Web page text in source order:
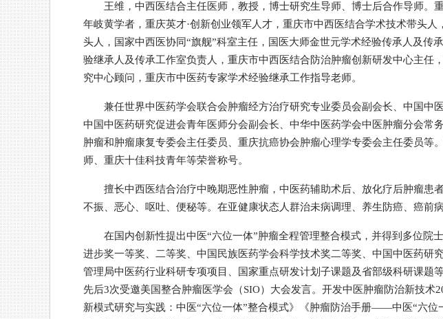
王维，中西医结合主任医师，教授，博士研究生导师、博士后合作导师
年岐黄学者，重庆英才·创新创业领军人才，重庆市中西医结合学术技术带头
头人，国家中西医协同“旗舰”科室主任，国医大师金世元学术经验传承人及
验继承人及传承工作室负责人，重庆市中西医结合防治肿瘤创新研发中心主
究中心顾问，重庆市中医药专家学术经验继承工作指导老师。
兼任世界中医药学会联合会肿瘤经方治疗研究专业委员会副会长、中国中
中国中医药研究促进会青年医师分会副会长、中华中医药学会中医肿瘤分会
肿瘤和肿瘤康复专委会主任委员、重庆抗癌协会肿瘤心理学专委会主任委员
师、重庆十佳科技青年等荣誉称号。
擅长中西医结合治疗中晚期恶性肿瘤，中医药辅助术后、放化疗后肿瘤
不振、恶心、呕吐、便秘等。在亚健康状态人群治未病调理、养生防癌、癌前
在国内创新性提出中医“六位一体”肿瘤全程管理整合模式，并得到多位
进步奖一等奖、二等奖、中国民族医药学会科学技术奖二等奖、中国中医药
管理局中医药行业科研专项项目、国家重点研发计划子课题及省部级科研课题
先后3次受邀美国整合肿瘤医学会（SIO）大会发言。开发中医肿瘤防治新技
新模式研究与实践：中医“六位一体”整合模式》《肿瘤防治手册——中医“六